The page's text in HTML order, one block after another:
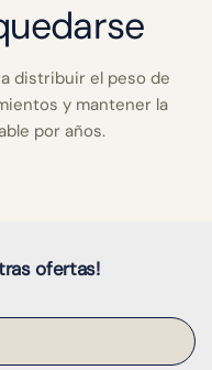
distribuir el peso de
y mantener la
por años.
ofertas!